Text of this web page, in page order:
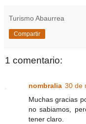
Turismo Abaurrea
Compartir
1 comentario:
nombralia 30 de
Muchas gracias
no sabiamos,
tener claro.